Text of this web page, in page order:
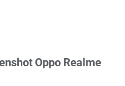
Oppo Realme